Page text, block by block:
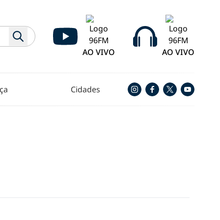
AO VIVO AO VIVO
Cidades